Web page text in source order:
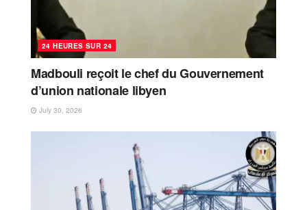
24 HEURES SUR 24
Madbouli reçoit le chef du Gouvernement
d’union nationale libyen
July 30, 2026